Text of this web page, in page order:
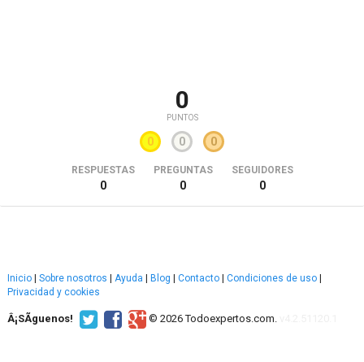
0
PUNTOS
0 0 0
RESPUESTAS
0
PREGUNTAS
0
SEGUIDORES
0
Inicio Sobre nosotros Ayuda Blog Contacto Condiciones de uso
Privacidad y cookies
Â¡SÃ­guenos! © 2026 Todoexpertos.com.